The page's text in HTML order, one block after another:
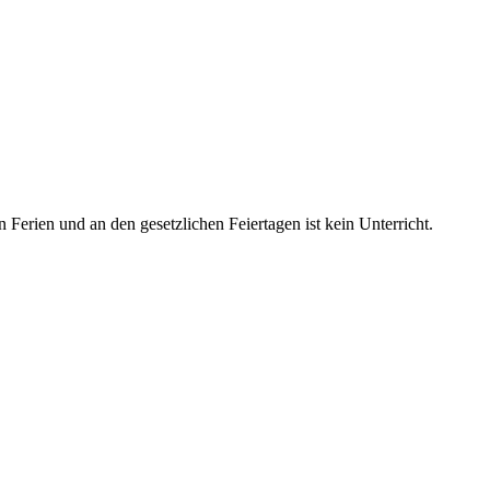
und an den gesetzlichen Feiertagen ist kein Unterricht.